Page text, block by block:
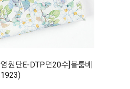
원단E-DTP면20수]블룸베